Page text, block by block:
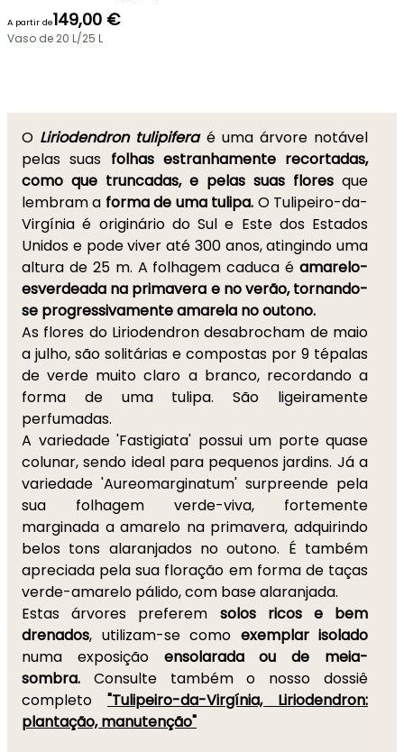
A partir de149,00 €
Vaso de 20 L/25 L
O Liriodendron tulipiferaé uma árvore notável
pelas suas folhas estranhamente recortadas,
como que truncadas, e pelas suas flores que
lembram a forma de uma tulipa. O Tulipeiro-da-
Virgínia é originário do Sul e Este dos Estados
Unidos e pode viver até 300 anos, atingindo uma
altura de 25 m. A folhagem caduca é amarelo-
esverdeada na primavera e no verão, tornando-
se progressivamente amarela no outono.
As flores do Liriodendron desabrocham de maio
a julho, são solitárias e compostas por 9 tépalas
de verde muito claro a branco, recordando a
forma de uma tulipa. São ligeiramente
perfumadas.
A variedade 'Fastigiata' possui um porte quase
colunar, sendo ideal para pequenos jardins. Já a
variedade 'Aureomarginatum' surpreende pela
sua folhagem verde-viva, fortemente
marginada a amarelo na primavera, adquirindo
belos tons alaranjados no outono. É também
apreciada pela sua floração em forma de taças
verde-amarelo pálido, com base alaranjada.
Estas árvores preferem solos ricos e bem
drenados, utilizam-se como exemplar isolado
numa exposição ensolarada ou de meia-
sombra. Consulte também o nosso dossiê
completo "Tulipeiro-da-Virgínia, Liriodendron:
plantação, manutenção"